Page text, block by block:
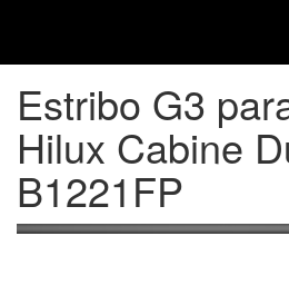
Estribo G3
Hilux Cabine
B1221FP